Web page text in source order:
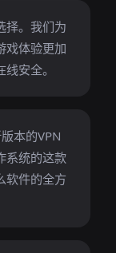
择。我们为
戏体验更加
安全。
本的VPN
系统的这款
软件的全方